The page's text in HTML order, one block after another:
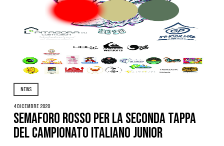
NEWS
4 Dicembre 2020
Semaforo Rosso per la seconda tappa
del Campionato Italiano Junior